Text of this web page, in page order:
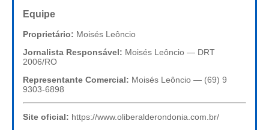
Equipe
Proprietário: Moisés Leôncio
Jornalista Responsável: Moisés Leôncio — DRT
2006/RO
Representante Comercial: Moisés Leôncio — (69) 9
9303-6898
Site oficial: https://www.oliberalderondonia.com.br/